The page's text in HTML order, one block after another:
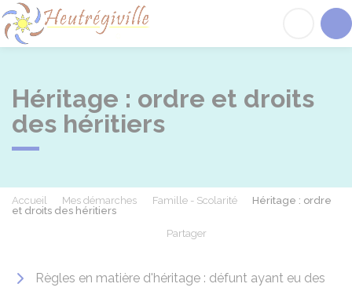
Héritage : ordre et droits
des héritiers
Accueil Mes démarches Famille - Scolarité
Héritage : ordre
et droits des héritiers
Partager
Règles en matière d'héritage : défunt ayant eu des